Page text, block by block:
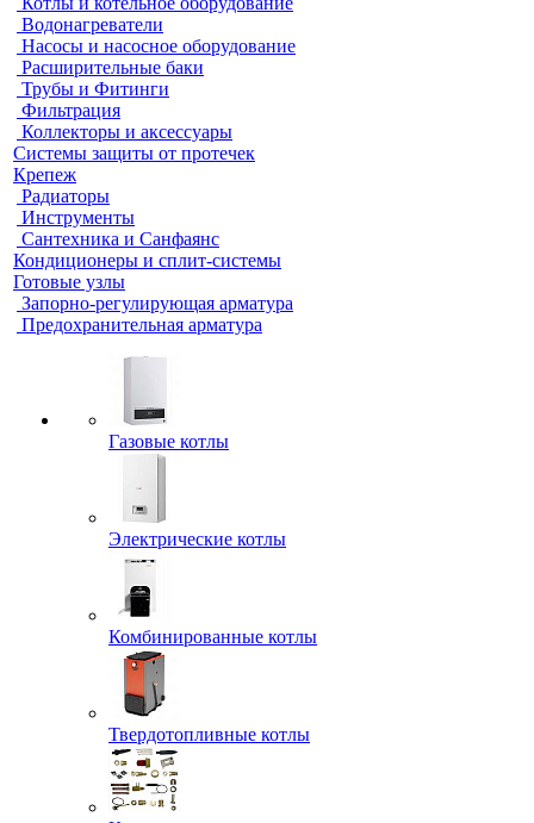
Водонагреватели
Насосы и насосное оборудование
Расширительные баки
Трубы и Фитинги
Фильтрация
Коллекторы и аксессуары
Системы защиты от протечек
Крепеж
Радиаторы
Инструменты
Сантехника и Санфаянс
Кондиционеры и сплит-системы
Готовые узлы
Запорно-регулирующая арматура
Предохранительная арматура
Газовые котлы
Электрические котлы
Комбинированные котлы
Твердотопливные котлы